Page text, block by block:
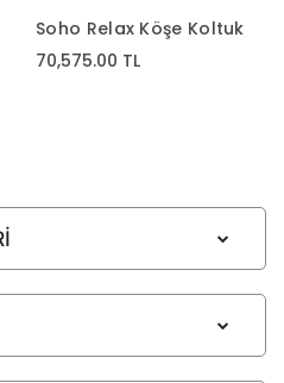
Soho Relax Köşe Koltuk
70,575.00 TL